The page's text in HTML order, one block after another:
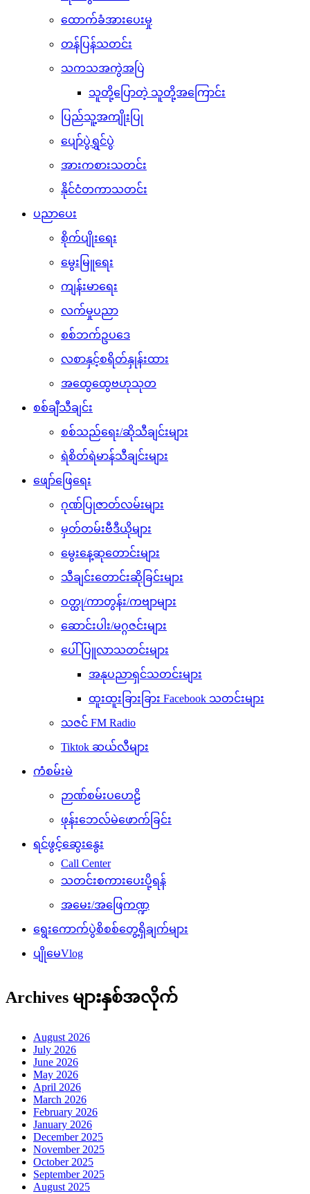
ထောက်ခံအားပေးမှု
တန်ပြန်သတင်း
သကသအကွဲအပြဲ
သူတို့ပြောတဲ့ သူတို့အကြောင်း
ပြည်သူ့အကျိုးပြု
ပျော်ပွဲရွှင်ပွဲ
အားကစားသတင်း
နိုင်ငံတကာသတင်း
ပညာပေး
စိုက်ပျိုးရေး
မွေးမြူရေး
ကျန်းမာရေး
လက်မှုပညာ
စစ်ဘက်ဥပဒေ
လစာနှင့်စရိတ်နှုန်းထား
အထွေထွေဗဟုသုတ
စစ်ချီသီချင်း
စစ်သည်ရေး/ဆိုသီချင်းများ
ရဲစိတ်ရဲမာန်သီချင်းများ
ဖျော်ဖြေရေး
ဂုဏ်ပြုဇာတ်လမ်းများ
မှတ်တမ်းဗီဒီယိုများ
မွေးနေ့ဆုတောင်းများ
သီချင်းတောင်းဆိုခြင်းများ
ဝတ္ထု/ကာတွန်း/ကဗျာများ
ဆောင်းပါး/မဂ္ဂဇင်းများ
ပေါ်ပြူလာသတင်းများ
အနုပညာရှင်သတင်းများ
ထူးထူးခြားခြား Facebook သတင်းများ
သဇင် FM Radio
Tiktok ဆယ်လီများ
ကံစမ်းမဲ
ဉာဏ်စမ်းပဟေဠိ
ဖုန်းဘေလ်မဲဖောက်ခြင်း
ရင်ဖွင့်ဆွေးနွေး
Call Center
သတင်းစကားပေးပို့ရန်
အမေး/အဖြေကဏ္ဍ
ရွေးကောက်ပွဲစိစစ်တွေ့ရှိချက်များ
ပျိုမေVlog
Archives များနှစ်အလိုက်
August 2026
July 2026
June 2026
May 2026
April 2026
March 2026
February 2026
January 2026
December 2025
November 2025
October 2025
September 2025
August 2025